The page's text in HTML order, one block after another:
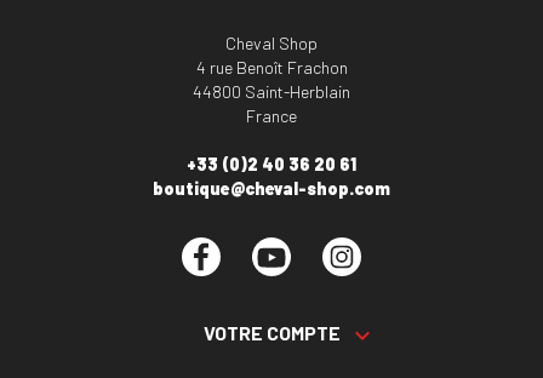
Cheval Shop
4 rue Benoît Frachon
44800 Saint-Herblain
France
+33 (0)2 40 36 20 61
boutique@cheval-shop.com
Facebook YouTube
VOTRE COMPTE 